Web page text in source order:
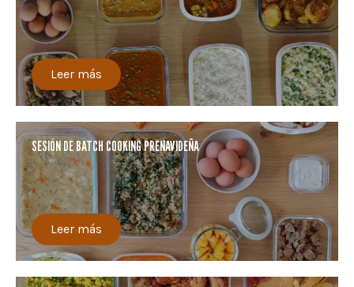
Leer más
SESIÓN DE BATCH COOKING PRENAVIDEÑA
Leer más